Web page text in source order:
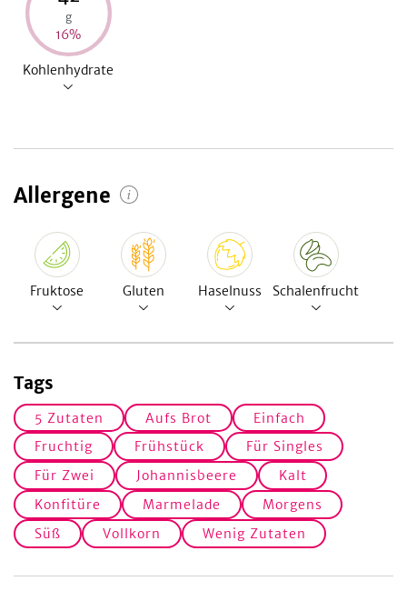
g
16%
Kohlenhydrate
Allergene
Fruktose Gluten Haselnuss Schalenfrucht
Tags
5 Zutaten Aufs Brot
Einfach
Fruchtig
Frühstück
Für Singles
Für Zwei
Johannisbeere
Kalt
Konfitüre
Marmelade
Morgens
Süß
Vollkorn Wenig Zutaten